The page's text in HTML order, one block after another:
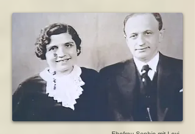
Buchenwald
1938          Berufsverbot und Enteignung
1939          Verschickung der Tochter Berta mit
einem Kindertransport
                  in die Niederlande
1940          Erteilung eines Visums für die USA
1940          Einstellung des transatlantischen
Schiffverkehrs am Tag
                  ihrer geplanten Abreise
1940          die Familie lässt sich in Amsterdam
nieder
1943          Inhaftierung in den